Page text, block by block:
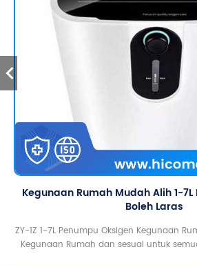
Kegunaan Rumah Mudah Alih 1-
Boleh Laras
ZY-1Z 1-7L Penumpu Oksigen Kegunaan
Kegunaan Rumah dan sesuai untuk